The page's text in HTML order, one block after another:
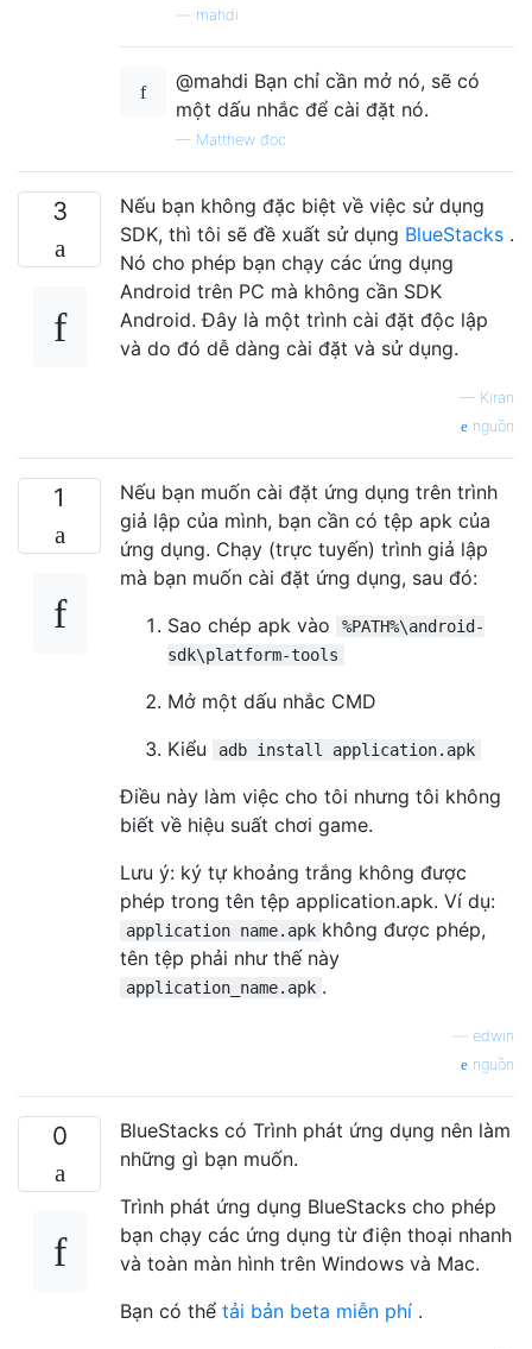
mahdi
@mahdi Bạn chỉ cần mở nó, sẽ có
một dấu nhắc để cài đặt nó.
— Matthew đọc
3
Nếu bạn không đặc biệt về việc sử dụng
SDK, thì tôi sẽ đề xuất sử dụng BlueStacks .
Nó cho phép bạn chạy các ứng dụng
Android trên PC mà không cần SDK
Android. Đây là một trình cài đặt độc lập
và do đó dễ dàng cài đặt và sử dụng.
— Kiran
nguồn
1
Nếu bạn muốn cài đặt ứng dụng trên trình
giả lập của mình, bạn cần có tệp apk của
ứng dụng. Chạy (trực tuyến) trình giả lập
mà bạn muốn cài đặt ứng dụng, sau đó:
Sao chép apk vào
%PATH%\android-
sdk\platform-tools
Mở một dấu nhắc CMD
Kiểu
adb install application.apk
Điều này làm việc cho tôi nhưng tôi không
biết về hiệu suất chơi game.
Lưu ý: ký tự khoảng trắng không được
phép trong tên tệp application.apk. Ví dụ:
application name.apk không được phép,
tên tệp phải như thế này
application_name.apk .
edwin
nguồn
0
BlueStacks có Trình phát ứng dụng nên làm
những gì bạn muốn.
Trình phát ứng dụng BlueStacks cho phép
bạn chạy các ứng dụng từ điện thoại nhanh
và toàn màn hình trên Windows và Mac.
Bạn có thể tải bản beta miễn phí .